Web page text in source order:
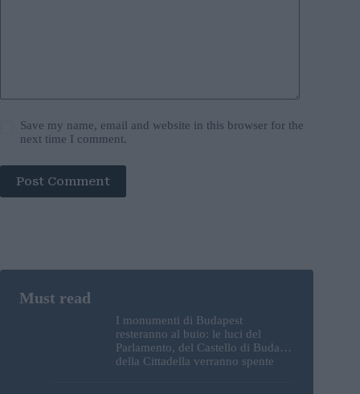
Save my name, email and website in this browser for the
next time I comment.
Post Comment
I monumenti di Budapest
resteranno al buio: le luci del
Parlamento, del Castello di Buda e
della Cittadella verranno spente